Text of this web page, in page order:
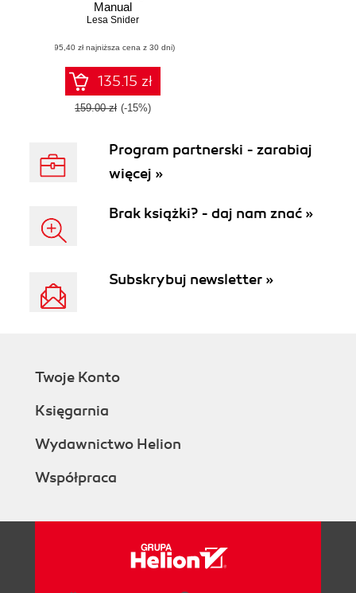
Manual
Lesa Snider
(95,40 zł najniższa cena z 30 dni)
135.15 zł
159.00 zł (-15%)
Program partnerski - zarabiaj
więcej »
Brak książki? - daj nam znać »
Subskrybuj newsletter »
Twoje Konto
Księgarnia
Wydawnictwo Helion
Współpraca